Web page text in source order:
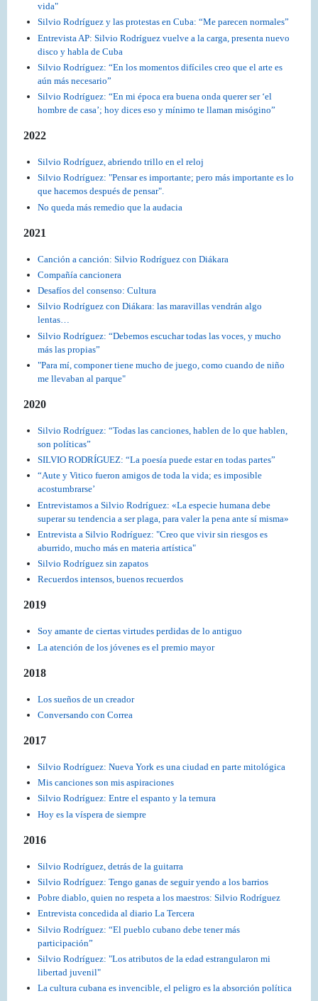
vida"
Silvio Rodríguez y las protestas en Cuba: “Me parecen normales”
Entrevista AP: Silvio Rodríguez vuelve a la carga, presenta nuevo
disco y habla de Cuba
Silvio Rodríguez: “En los momentos difíciles creo que el arte es
aún más necesario”
Silvio Rodríguez: “En mi época era buena onda querer ser ‘el
hombre de casa’; hoy dices eso y mínimo te llaman misógino”
2022
Silvio Rodríguez, abriendo trillo en el reloj
Silvio Rodríguez: "Pensar es importante; pero más importante es lo
que hacemos después de pensar".
No queda más remedio que la audacia
2021
Canción a canción: Silvio Rodríguez con Diákara
Compañía cancionera
Desafíos del consenso: Cultura
Silvio Rodríguez con Diákara: las maravillas vendrán algo
lentas…
Silvio Rodríguez: “Debemos escuchar todas las voces, y mucho
más las propias”
"Para mí, componer tiene mucho de juego, como cuando de niño
me llevaban al parque"
2020
Silvio Rodríguez: “Todas las canciones, hablen de lo que hablen,
son políticas”
SILVIO RODRÍGUEZ: “La poesía puede estar en todas partes”
“Aute y Vitico fueron amigos de toda la vida; es imposible
acostumbrarse’
Entrevistamos a Silvio Rodríguez: «La especie humana debe
superar su tendencia a ser plaga, para valer la pena ante sí misma»
Entrevista a Silvio Rodríguez: "Creo que vivir sin riesgos es
aburrido, mucho más en materia artística"
Silvio Rodríguez sin zapatos
Recuerdos intensos, buenos recuerdos
2019
Soy amante de ciertas virtudes perdidas de lo antiguo
La atención de los jóvenes es el premio mayor
2018
Los sueños de un creador
Conversando con Correa
2017
Silvio Rodríguez: Nueva York es una ciudad en parte mitológica
Mis canciones son mis aspiraciones
Silvio Rodríguez: Entre el espanto y la ternura
Hoy es la víspera de siempre
2016
Silvio Rodríguez, detrás de la guitarra
Silvio Rodríguez: Tengo ganas de seguir yendo a los barrios
Pobre diablo, quien no respeta a los maestros: Silvio Rodríguez
Entrevista concedida al diario La Tercera
Silvio Rodríguez: “El pueblo cubano debe tener más
participación”
Silvio Rodríguez: "Los atributos de la edad estrangularon mi
libertad juvenil"
La cultura cubana es invencible, el peligro es la absorción política